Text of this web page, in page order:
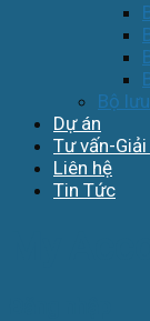
Bộ
Dự án
Tư vấn-
Liên hệ
Tin Tức